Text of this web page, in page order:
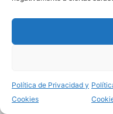
Política de Privacidad y
Cookies